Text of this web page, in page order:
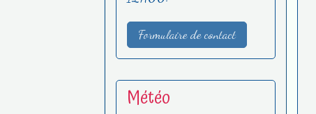
Formulaire de contact
Météo